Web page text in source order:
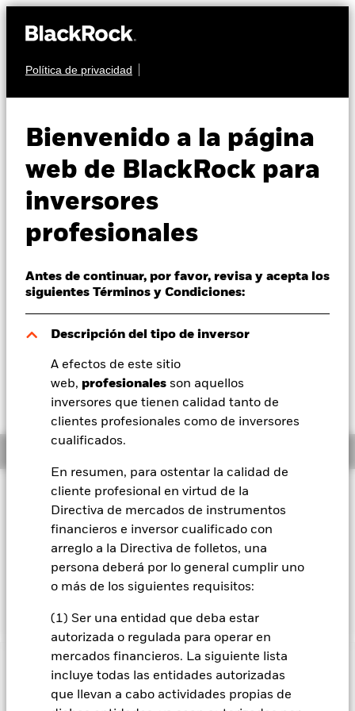
Política de privacidad
Bienvenido a la página
web de BlackRock para
inversores
profesionales
Antes de continuar, por favor, revisa y acepta los
siguientes Términos y Condiciones:
Descripción del tipo de inversor
A efectos de este sitio
web, profesionales son aquellos
inversores que tienen calidad tanto de
clientes profesionales como de inversores
cualificados.
En resumen, para ostentar la calidad de
cliente profesional en virtud de la
Directiva de mercados de instrumentos
financieros e inversor cualificado con
arreglo a la Directiva de folletos, una
persona deberá por lo general cumplir uno
o más de los siguientes requisitos:
(1) Ser una entidad que deba estar
autorizada o regulada para operar en
mercados financieros. La siguiente lista
incluye todas las entidades autorizadas
que llevan a cabo actividades propias de
Perspectivas
Visión de mercado
Educación
Profesionales
España
Change location
BlackRock
iShares
Nuestra compañía
Equity High Income
Fund
ZAR 117,18
Variación del valor liquidativo a 06 ago 2026
ZAR -0,62 (-0,53%)
Filosofía de inversión
El Fondo Global Enhanced Equity Yield pretende generar un
elevado nivel de ingresos. El Fondo invierte globalmente,
sin límites prescritos de país o región, un mínimo del 70 %
de sus activos globales en acciones ordinarias. El Fondo hace
uso de los derivados de una forma fundamental para su
objetivo de inversión, a fin de generar ingresos adicionales.
INFORMACIÓN IMPORTANTE: Capital en Riesgo.
de las inversiones y los ingresos derivados de ellas pueden
subir o bajar, y no están garantizados. Es posible que los